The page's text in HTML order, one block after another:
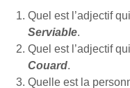
Quel est l’adjectif
Serviable.
Quel est l’adjectif
Couard.
Quelle est la